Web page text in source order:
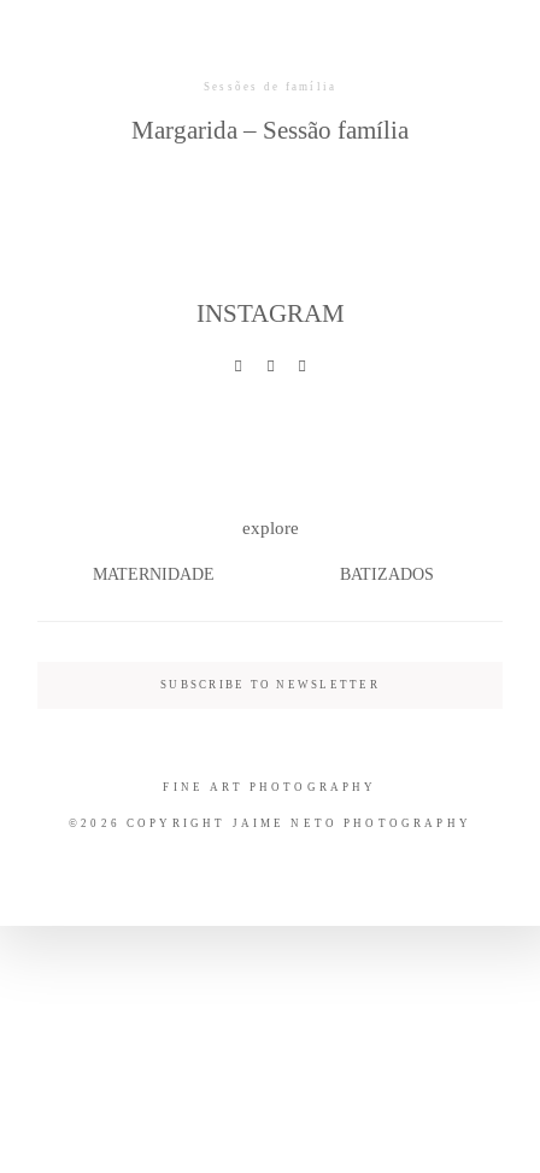
Sessões de família
Margarida – Sessão família
INSTAGRAM
explore
MATERNIDADE BATIZADOS
SUBSCRIBE TO NEWSLETTER
©2026 COPYRIGHT JAIME NETO PHOTOGRAPHY
FINE ART PHOTOGRAPHY